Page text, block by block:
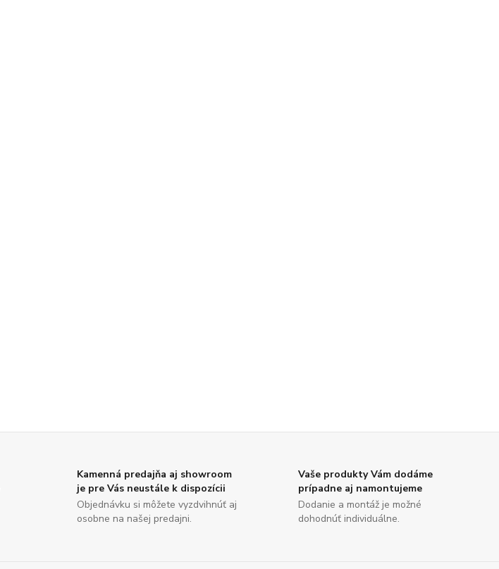
Kamenná predajňa aj showroom
je pre Vás neustále k dispozícii
Objednávku si môžete vyzdvihnúť aj
osobne na našej predajni.
Vaše produkty Vám dodáme
prípadne aj namontujeme
Dodanie a montáž je možné
dohodnúť individuálne.